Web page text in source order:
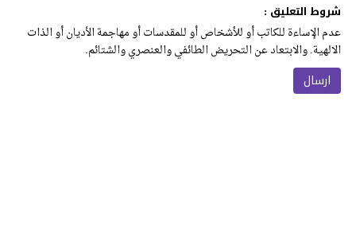
شروط التعليق :
عدم الإساءة للكاتب أو للأشخاص أو للمقدسات أو مهاجمة الأديان أو الذات
الالهية. والابتعاد عن التحريض الطائفي والعنصري والشتائم.